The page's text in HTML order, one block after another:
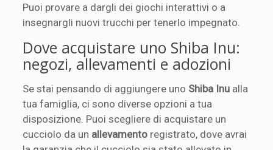
Puoi provare a dargli dei giochi interattivi o a
insegnargli nuovi trucchi per tenerlo impegnato.
Dove acquistare uno Shiba Inu:
negozi, allevamenti e adozioni
Se stai pensando di aggiungere uno Shiba Inu alla
tua famiglia, ci sono diverse opzioni a tua
disposizione. Puoi scegliere di acquistare un
cucciolo da un allevamento registrato, dove avrai